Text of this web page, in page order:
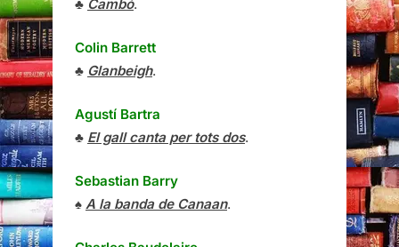
♣ Cambó.
Colin Barrett
♣ Glanbeigh.
Agustí Bartra
♣ El gall canta per tots dos.
Sebastian Barry
♠ A la banda de Canaan.